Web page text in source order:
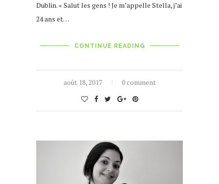
Dublin. « Salut les gens ! Je m’appelle Stella, j’ai
24 ans et…
CONTINUE READING
août 18, 2017 0 comment